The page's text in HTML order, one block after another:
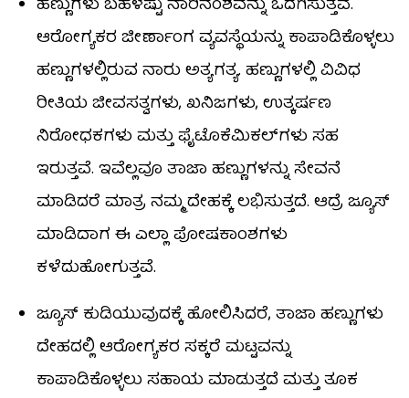
ಹಣ್ಣುಗಳು ಬಹಳಷ್ಟು ನಾರಿನಂಶವನ್ನು ಒದಗಿಸುತ್ತವೆ.
ಆರೋಗ್ಯಕರ ಜೀರ್ಣಾಂಗ ವ್ಯವಸ್ಥೆಯನ್ನು ಕಾಪಾಡಿಕೊಳ್ಳಲು
ಹಣ್ಣುಗಳಲ್ಲಿರುವ ನಾರು ಅತ್ಯಗತ್ಯ. ಹಣ್ಣುಗಳಲ್ಲಿ ವಿವಿಧ
ರೀತಿಯ ಜೀವಸತ್ವಗಳು, ಖನಿಜಗಳು, ಉತ್ಕರ್ಷಣ
ನಿರೋಧಕಗಳು ಮತ್ತು ಫೈಟೊಕೆಮಿಕಲ್‌ಗಳು ಸಹ
ಇರುತ್ತವೆ. ಇವೆಲ್ಲವೂ ತಾಜಾ ಹಣ್ಣುಗಳನ್ನು ಸೇವನೆ
ಮಾಡಿದರೆ ಮಾತ್ರ ನಮ್ಮ ದೇಹಕ್ಕೆ ಲಭಿಸುತ್ತದೆ. ಆದ್ರೆ ಜ್ಯೂಸ್‌
ಮಾಡಿದಾಗ ಈ ಎಲ್ಲಾ ಪೋಷಕಾಂಶಗಳು
ಕಳೆದುಹೋಗುತ್ತವೆ.
ಜ್ಯೂಸ್ ಕುಡಿಯುವುದಕ್ಕೆ ಹೋಲಿಸಿದರೆ, ತಾಜಾ ಹಣ್ಣುಗಳು
ದೇಹದಲ್ಲಿ ಆರೋಗ್ಯಕರ ಸಕ್ಕರೆ ಮಟ್ಟವನ್ನು
ಕಾಪಾಡಿಕೊಳ್ಳಲು ಸಹಾಯ ಮಾಡುತ್ತದೆ ಮತ್ತು ತೂಕ